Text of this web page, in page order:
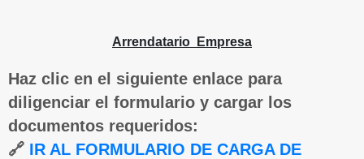
Arrendatario Empresa
Haz clic en el siguiente enlace para
diligenciar el formulario y cargar los
documentos requeridos:
🔗 IR AL FORMULARIO DE CARGA DE